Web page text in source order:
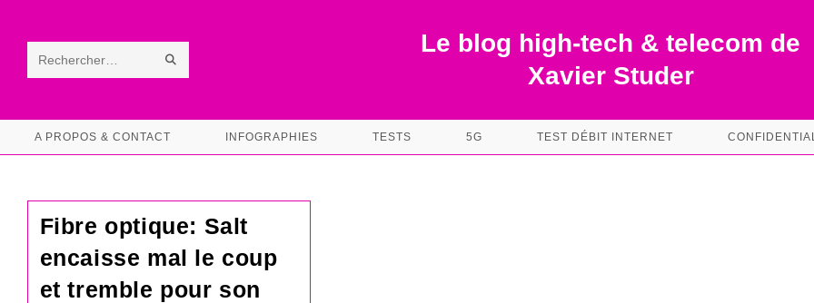
contentRechercher
ce RECHERCHE
Le blog high-tech & telecom de
Xavier Studer
A PROPOS & CONTACT INFOGRAPHIES TESTS 5G TEST DÉBIT INTERNET
Fibre optique: Salt
encaisse mal le coup
et tremble pour son